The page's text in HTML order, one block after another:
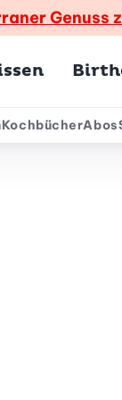
Genuss
KochbücherAbos